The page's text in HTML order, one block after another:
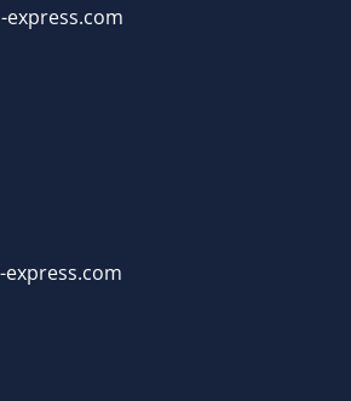
express.com